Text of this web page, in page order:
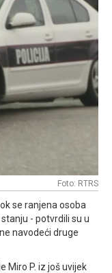
Foto: RTRS
se ranjena osoba
- potvrdili su u
navodeći druge
Miro P. iz još uvijek